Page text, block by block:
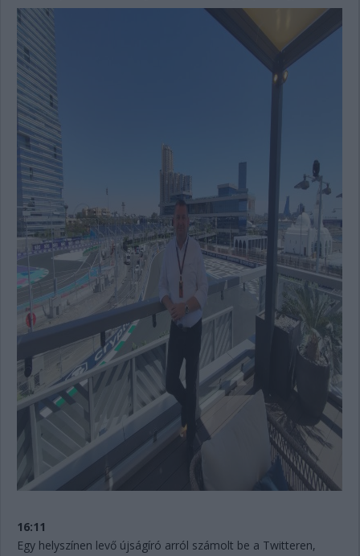
16:11
Egy helyszínen levő újságíró arról számolt be a Twitteren,